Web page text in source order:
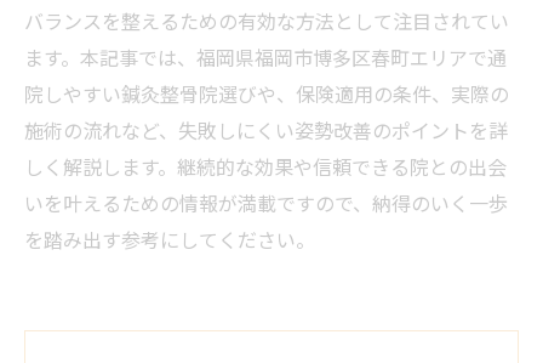
バランスを整えるための有効な方法として注目されてい
ます。本記事では、福岡県福岡市博多区春町エリアで通
院しやすい鍼灸整骨院選びや、保険適用の条件、実際の
施術の流れなど、失敗しにくい姿勢改善のポイントを詳
しく解説します。継続的な効果や信頼できる院との出会
いを叶えるための情報が満載ですので、納得のいく一歩
を踏み出す参考にしてください。